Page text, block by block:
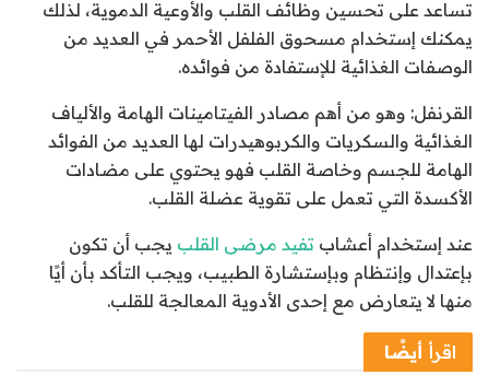
تساعد على تحسين وظائف القلب والأوعية الدموية، لذلك
يمكنك إستخدام مسحوق الفلفل الأحمر في العديد من
الوصفات الغذائية للإستفادة من فوائده.
القرنفل: وهو من أهم مصادر الفيتامينات الهامة والألياف
الغذائية والسكريات والكربوهيدرات لها العديد من الفوائد
الهامة للجسم وخاصة القلب فهو يحتوي على مضادات
الأكسدة التي تعمل على تقوية عضلة القلب.
عند إستخدام أعشاب تفيد مرضى القلب يجب أن تكون
بإعتدال وإنتظام وبإستشارة الطبيب، ويجب التأكد بأن أيًا
منها لا يتعارض مع إحدى الأدوية المعالجة للقلب.
اقرأ أيضًا